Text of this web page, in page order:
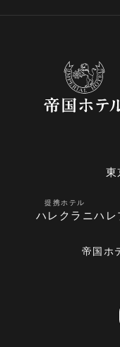
東
提携ホテル
ハレクラニハレ
帝国ホ